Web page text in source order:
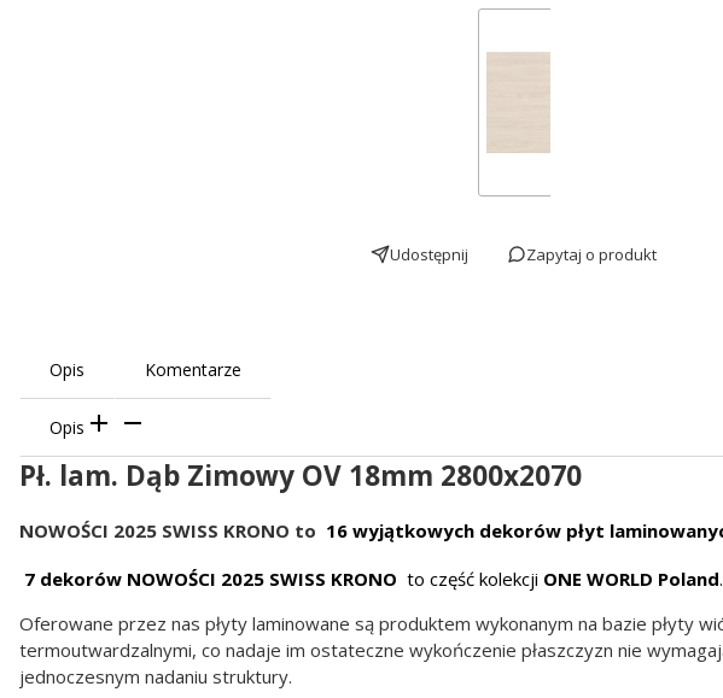
Udostępnij Zapytaj o produkt
Opis Komentarze
Opis
Pł. lam. Dąb Zimowy OV 18mm 2800x2070
NOWOŚCI 2025 SWISS KRONO to 16 wyjątkowych dekorów płyt
7 dekorów NOWOŚCI 2025 SWISS KRONO to część kolekcji ONE WORLD Poland
Oferowane przez nas płyty laminowane są produktem wykonanym na bazie płyty
termoutwardzalnymi, co nadaje im ostateczne wykończenie płaszczyzn nie
jednoczesnym nadaniu struktury.